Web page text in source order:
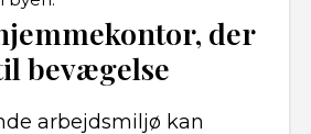
der
bevægelse
arbejdsmiljø kan